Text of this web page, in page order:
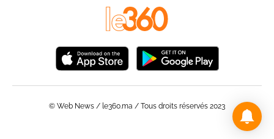
© Web News / le360.ma / Tous droits réservés 2023